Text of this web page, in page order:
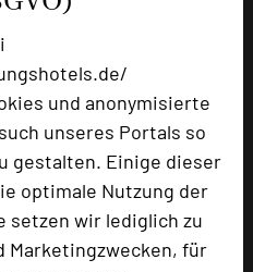
und anonymisierte
unseres Portals so
gestalten. Einige dieser
optimale Nutzung der
setzen wir lediglich zu
Marketingzwecken, für
Burg Schwarzenstein